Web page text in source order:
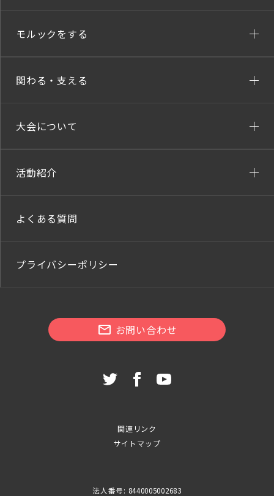
モルックをする
関わる・支える
大会について
活動紹介
よくある質問
プライバシーポリシー
お問い合わせ
関連リンク
サイトマップ
法人番号: 8440005002683